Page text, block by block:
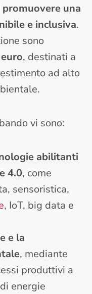
promuovere una
e inclusiva.
sono
, destinati a
ad alto
vi sono:
abilitanti
4.0, come
sensoristica,
, IoT, big data e
e la
, mediante
produttivi a
energie